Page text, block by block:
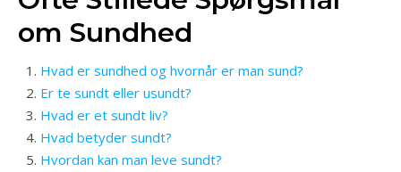
om Sundhed
Hvad er sundhed og hvornår er man sund?
Er te sundt eller usundt?
Hvad er et sundt liv?
Hvad betyder sundt?
Hvordan kan man leve sundt?